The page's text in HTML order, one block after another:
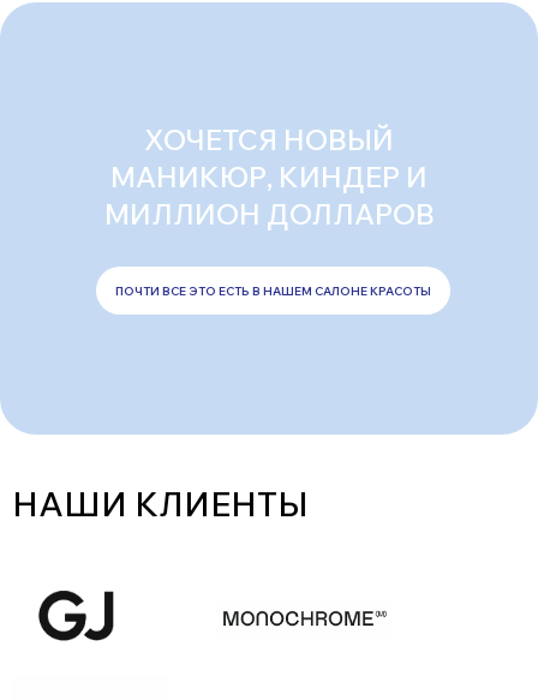
ХОЧЕТСЯ НОВЫЙ
МАНИКЮР, КИНДЕР И
МИЛЛИОН ДОЛЛАРОВ
ПОЧТИ ВСЕ ЭТО ЕСТЬ В НАШЕМ САЛОНЕ КРАСОТЫ
НАШИ КЛИЕНТЫ